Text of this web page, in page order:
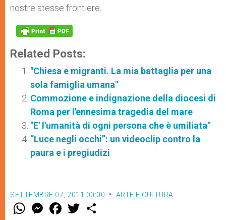
nostre stesse frontiere.
Related Posts:
"Chiesa e migranti. La mia battaglia per una
sola famiglia umana"
Commozione e indignazione della diocesi di
Roma per l'ennesima tragedia del mare
"E' l'umanità di ogni persona che è umiliata"
“Luce negli occhi”: un videoclip contro la
paura e i pregiudizi
SETTEMBRE 07, 2011 00:00 ARTE E CULTURA
W M
e
F
a w